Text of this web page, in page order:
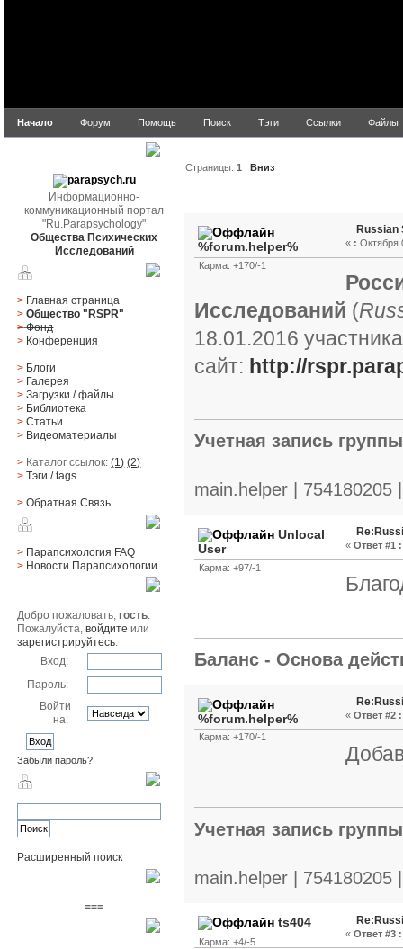
Начало Форум Помощь Поиск Тэги Ссылки Файлы
Информационно-
коммуникационный портал
"Ru.Parapsychology"
Общества Психических
Исследований
> Главная страница
> Общество "RSPR"
> Фонд
> Конференция
> Блоги
> Галерея
> Загрузки/файлы
> Библиотека
> Статьи
> Видеоматериалы
> Каталог ссылок:(1) (2)
> Тэги/ tags
> Обратная Cвязь
> Парапсихология FAQ
> Новости Парапсихологии
Добро пожаловать,гость.
Пожалуйста,войдите или
зарегистрируйтесь.
Вход:
Пароль:
Войти
на:
Забыли пароль?
Расширенный поиск
===
Страницы:1 Вниз
%forum.helper%
Карма: +170/-1
Russian
« : Октября
Исследований (
18.01.2016
сайт: http://
Учетная запись
main.helper |
Unlocal
User
Карма: +97/-1
« Ответ #1 :
Баланс - Основа
%forum.helper%
Карма: +170/-1
« Ответ #2 :
Учетная запись
main.helper |
ts404
Карма: +4/-5
« Ответ #3 :